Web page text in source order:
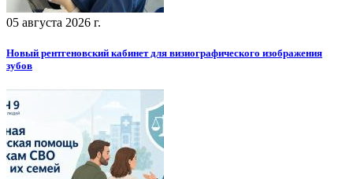
05 августа 2026 г.
Новый рентгеновский кабинет для визиографического изображения
зубов